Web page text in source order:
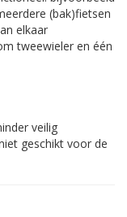
(bak)fietsen
elkaar
tweewieler en één
veilig
geschikt voor de